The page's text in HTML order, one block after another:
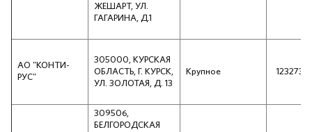
ЖЕШАРТ, УЛ.
ГАГАРИНА, Д.1
АО "КОНТИ-
РУС"
305000, КУРСКАЯ
ОБЛАСТЬ, Г. КУРСК,
УЛ. ЗОЛОТАЯ, Д. 13
Крупное
309506,
БЕЛГОРОДСКАЯ